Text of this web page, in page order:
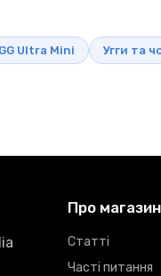
Ultra Mini Угги та
Про магазин
Статті
Часті питання